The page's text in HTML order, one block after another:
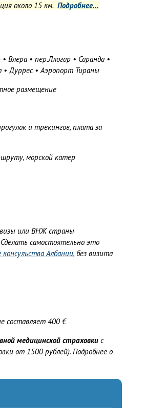
около 15 км. Подробнее...
Влера • пер.Ллогар • Саранда •
Дуррес • Аэропорт Тираны
размещение
и трекингов, плата за
морской катер
визы или ВНЖ страны
самостоятельно это
консульства Албании, без визита
составляет 400 €
медицинской страховки с
от 1500 рублей). Подробнее о